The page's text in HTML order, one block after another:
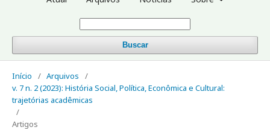
Buscar
Início / Arquivos
/
v. 7 n. 2 (2023): História Social, Política, Econômica e Cultural:
trajetórias acadêmicas
/
Artigos